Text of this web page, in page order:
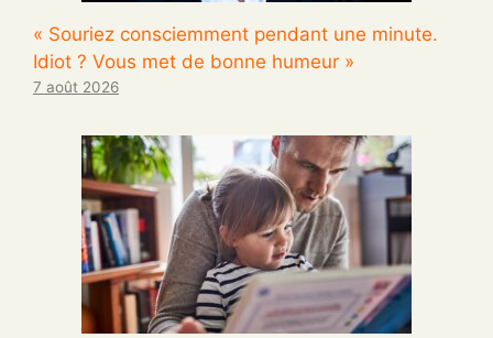
« Souriez consciemment pendant une minute.
Idiot ? Vous met de bonne humeur »
7 août 2026